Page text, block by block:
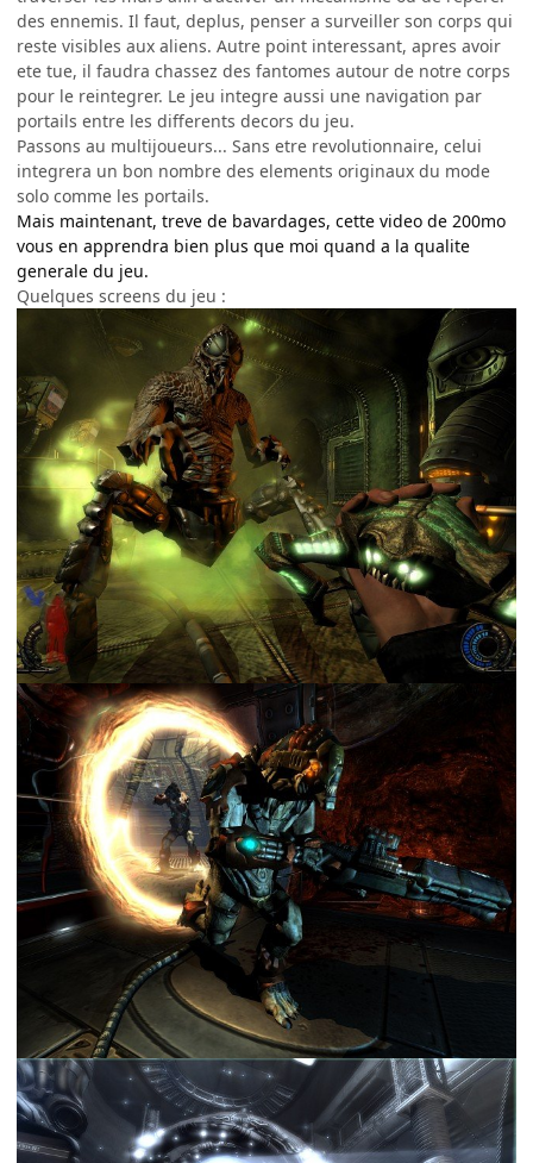
des ennemis. Il faut, deplus, penser a surveiller son corps qui
reste visibles aux aliens. Autre point interessant, apres avoir
ete tue, il faudra chassez des fantomes autour de notre corps
pour le reintegrer. Le jeu integre aussi une navigation par
portails entre les differents decors du jeu.
Passons au multijoueurs... Sans etre revolutionnaire, celui
integrera un bon nombre des elements originaux du mode
solo comme les portails.
Mais maintenant, treve de bavardages, cette video de 200mo
vous en apprendra bien plus que moi quand a la qualite
generale du jeu.
Quelques screens du jeu :